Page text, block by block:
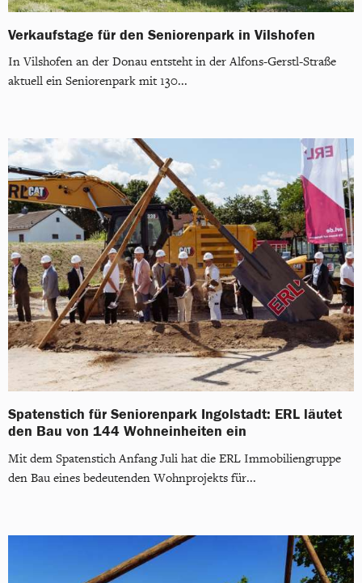
Verkaufstage für den Seniorenpark in Vilshofen
In Vilshofen an der Donau entsteht in der Alfons-Gerstl-Straße
aktuell ein Seniorenpark mit 130...
Spatenstich für Seniorenpark Ingolstadt: ERL läutet
den Bau von 144 Wohneinheiten ein
Mit dem Spatenstich Anfang Juli hat die ERL Immobiliengruppe
den Bau eines bedeutenden Wohnprojekts für...